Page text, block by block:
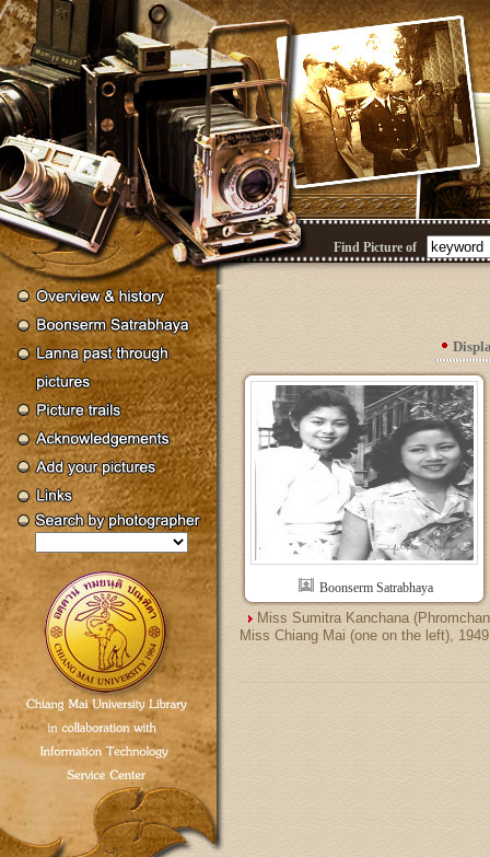
Find Picture of
Boonserm Satrabhaya
Miss Sumitra Kanchana
Miss Chiang Mai (one on the left),